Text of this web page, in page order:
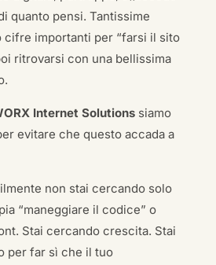
quanto pensi. Tantissime
cifre importanti per “farsi il sito
ritrovarsi con una bellissima
Internet Solutionssiamo
evitare che questo accada a
non stai cercando solo
“maneggiare il codice” o
Stai cercando crescita. Stai
per far sì che il tuo